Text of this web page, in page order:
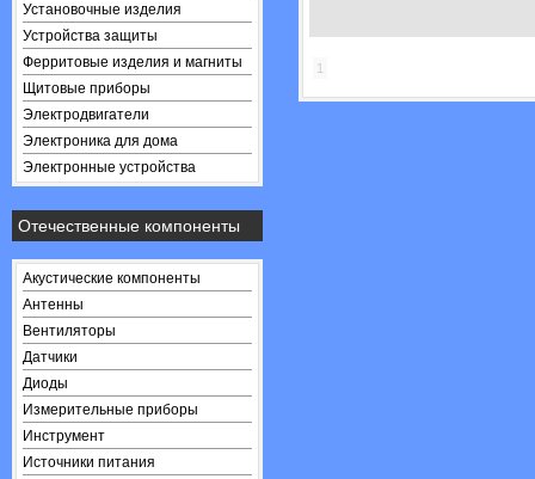
Установочные изделия
Устройства защиты
Ферритовые изделия и магниты
Щитовые приборы
Электродвигатели
Электроника для дома
Электронные устройства
Отечественные компоненты
Акустические компоненты
Антенны
Вентиляторы
Датчики
Диоды
Измерительные приборы
Инструмент
Источники питания
1